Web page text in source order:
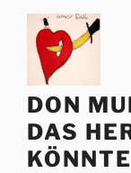
Zum
springen
DON
DAS